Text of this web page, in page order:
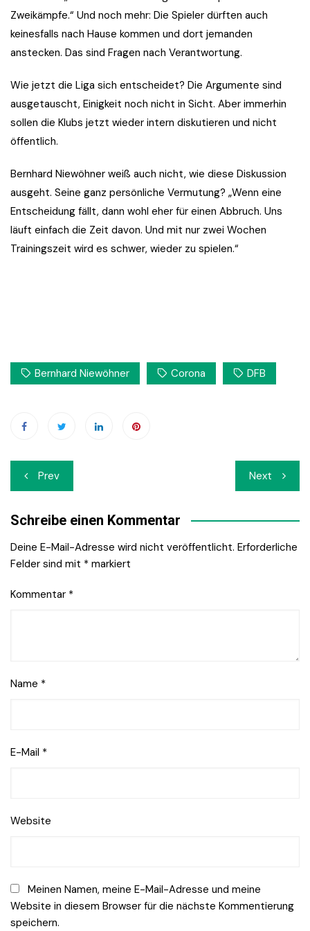
Zweikämpfe.“ Und noch mehr: Die Spieler dürften auch
keinesfalls nach Hause kommen und dort jemanden
anstecken. Das sind Fragen nach Verantwortung.
Wie jetzt die Liga sich entscheidet? Die Argumente sind
ausgetauscht, Einigkeit noch nicht in Sicht. Aber immerhin
sollen die Klubs jetzt wieder intern diskutieren und nicht
öffentlich.
Bernhard Niewöhner weiß auch nicht, wie diese Diskussion
ausgeht. Seine ganz persönliche Vermutung? „Wenn eine
Entscheidung fällt, dann wohl eher für einen Abbruch. Uns
läuft einfach die Zeit davon. Und mit nur zwei Wochen
Trainingszeit wird es schwer, wieder zu spielen.“
Bernhard Niewöhner Corona DFB
Beitrags-
Navigation
Prev Next
Schreibe einen Kommentar
Deine E-Mail-Adresse wird nicht veröffentlicht. Erforderliche
Felder sind mit * markiert
Kommentar *
Name *
E-Mail *
Website
Meinen Namen, meine E-Mail-Adresse und meine
Website in diesem Browser für die nächste Kommentierung
speichern.